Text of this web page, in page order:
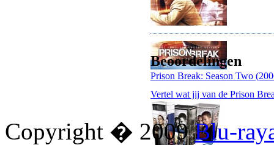
Prison Break: Season Two
Beoordelingen
Vertel wat jij van de Prison
Copyright � 2009Blu-